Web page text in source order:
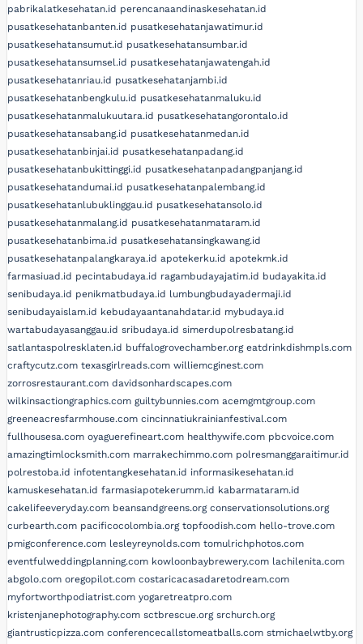
pabrikalatkesehatan.id perencanaandinaskesehatan.id
pusatkesehatanbanten.id pusatkesehatanjawatimur.id
pusatkesehatansumut.id pusatkesehatansumbar.id
pusatkesehatansumsel.id pusatkesehatanjawatengah.id
pusatkesehatanriau.id pusatkesehatanjambi.id
pusatkesehatanbengkulu.id pusatkesehatanmaluku.id
pusatkesehatanmalukuutara.id pusatkesehatangorontalo.id
pusatkesehatansabang.id pusatkesehatanmedan.id
pusatkesehatanbinjai.id pusatkesehatanpadang.id
pusatkesehatanbukittinggi.id pusatkesehatanpadangpanjang.id
pusatkesehatandumai.id pusatkesehatanpalembang.id
pusatkesehatanlubuklinggau.id pusatkesehatansolo.id
pusatkesehatanmalang.id pusatkesehatanmataram.id
pusatkesehatanbima.id pusatkesehatansingkawang.id
pusatkesehatanpalangkaraya.id apotekerku.id apotekmk.id
farmasiuad.id pecintabudaya.id ragambudayajatim.id budayakita.id
senibudaya.id penikmatbudaya.id lumbungbudayadermaji.id
senibudayaislam.id kebudayaantanahdatar.id mybudaya.id
wartabudayasanggau.id sribudaya.id simerdupolresbatang.id
satlantaspolresklaten.id buffalogrovechamber.org eatdrinkdishmpls.com
craftycutz.com texasgirlreads.com williemcginest.com
zorrosrestaurant.com davidsonhardscapes.com
wilkinsactiongraphics.com guiltybunnies.com acemgmtgroup.com
greeneacresfarmhouse.com cincinnatiukrainianfestival.com
fullhousesa.com oyaguerefineart.com healthywife.com pbcvoice.com
amazingtimlocksmith.com marrakechimmo.com polresmanggaraitimur.id
polrestoba.id infotentangkesehatan.id informasikesehatan.id
kamuskesehatan.id farmasiapotekerumm.id kabarmataram.id
cakelifeeveryday.com beansandgreens.org conservationsolutions.org
curbearth.com pacificocolombia.org topfoodish.com hello-trove.com
pmigconference.com lesleyreynolds.com tomulrichphotos.com
eventfulweddingplanning.com kowloonbaybrewery.com lachilenita.com
abgolo.com oregopilot.com costaricacasadaretodream.com
myfortworthpodiatrist.com yogaretreatpro.com
kristenjanephotography.com sctbrescue.org srchurch.org
giantrusticpizza.com conferencecallstomeatballs.com stmichaelwtby.org